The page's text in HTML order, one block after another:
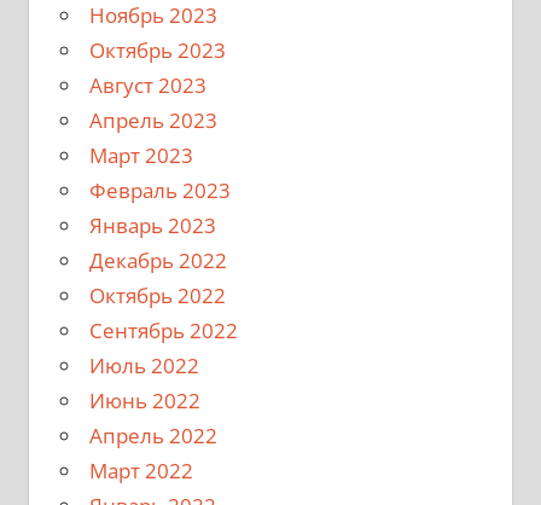
Ноябрь 2023
Октябрь 2023
Август 2023
Апрель 2023
Март 2023
Февраль 2023
Январь 2023
Декабрь 2022
Октябрь 2022
Сентябрь 2022
Июль 2022
Июнь 2022
Апрель 2022
Март 2022